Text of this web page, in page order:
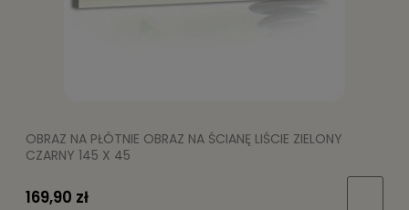
OBRAZ NA PŁÓTNIE OBRAZ NA ŚCIANĘ LIŚCIE ZIELONY
CZARNY 145 X 45
169,90 zł